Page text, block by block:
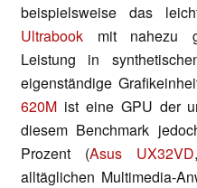
beispielsweise das
Ultrabook mit nahezu
Leistung in
eigenständige
620M ist eine GPU der
diesem Benchmark
Prozent (Asus UX32VD
alltäglichen Multimedia-